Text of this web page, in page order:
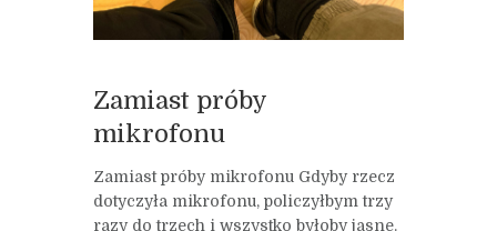
Zamiast próby
mikrofonu
Zamiast próby mikrofonu Gdyby rzecz
dotyczyła mikrofonu, policzyłbym trzy
razy do trzech i wszystko byłoby jasne.